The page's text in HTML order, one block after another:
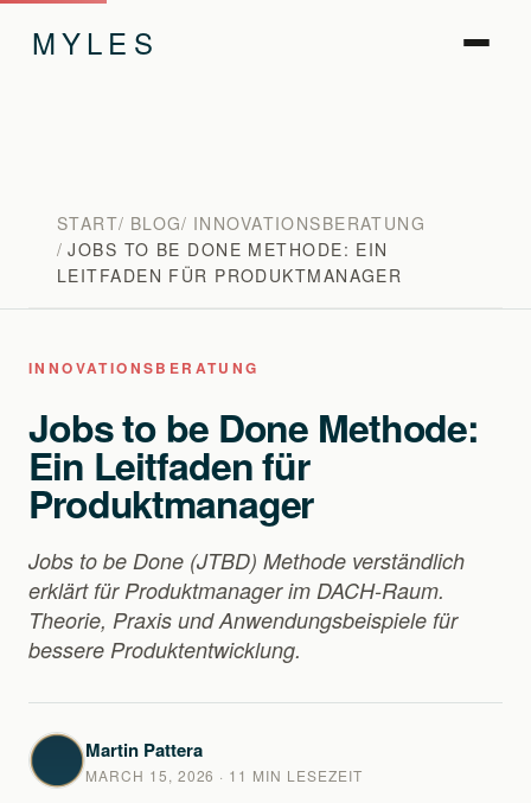
MYLES
START BLOG INNOVATIONSBERATUNG
JOBS TO BE DONE METHODE: EIN
LEITFADEN FÜR PRODUKTMANAGER
INNOVATIONSBERATUNG
Jobs to be Done Methode:
Ein Leitfaden für
Produktmanager
Jobs to be Done (JTBD) Methode verständlich
erklärt für Produktmanager im DACH-Raum.
Theorie, Praxis und Anwendungsbeispiele für
bessere Produktentwicklung.
Martin Pattera
MARCH 15, 2026 · 11 MIN LESEZEIT